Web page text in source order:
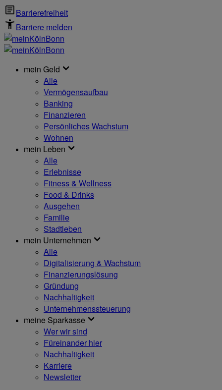
Barrierefreiheit
Barriere melden
mein Geld
Alle
Vermögensaufbau
Banking
Finanzieren
Persönliches Wachstum
Wohnen
mein Leben
Alle
Erlebnisse
Fitness & Wellness
Food & Drinks
Ausgehen
Familie
Stadtleben
mein Unternehmen
Alle
Digitalisierung & Wachstum
Finanzierungslösung
Gründung
Nachhaltigkeit
Unternehmenssteuerung
meine Sparkasse
Wer wir sind
Füreinander hier
Nachhaltigkeit
Karriere
Newsletter